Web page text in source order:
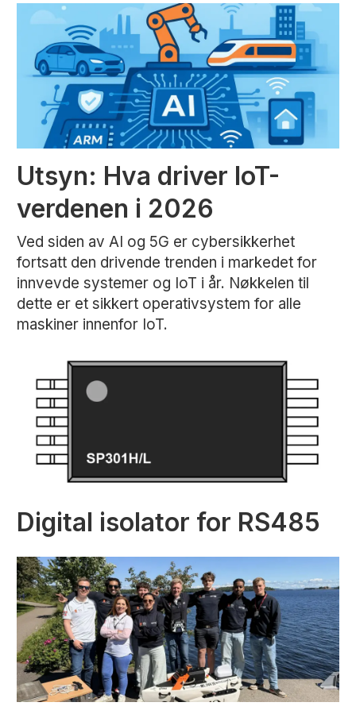
Utsyn: Hva driver IoT-
verdenen i 2026
Ved siden av AI og 5G er cybersikkerhet
fortsatt den drivende trenden i markedet for
innvevde systemer og IoT i år. Nøkkelen til
dette er et sikkert operativsystem for alle
maskiner innenfor IoT.
Digital isolator for RS485